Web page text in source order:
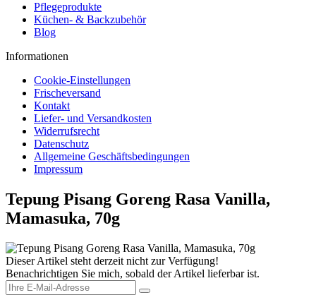
Pflegeprodukte
Küchen- & Backzubehör
Blog
Informationen
Cookie-Einstellungen
Frischeversand
Kontakt
Liefer- und Versandkosten
Widerrufsrecht
Datenschutz
Allgemeine Geschäftsbedingungen
Impressum
Tepung Pisang Goreng Rasa Vanilla,
Mamasuka, 70g
Dieser Artikel steht derzeit nicht zur Verfügung!
Benachrichtigen Sie mich, sobald der Artikel lieferbar ist.